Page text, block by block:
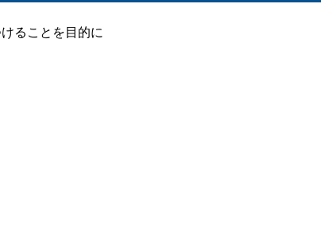
ることを目的に